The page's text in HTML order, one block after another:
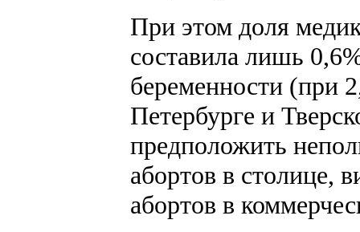
При этом доля
составила лишь
беременности (при
Петербурге и
предположить
абортов в столице,
абортов в